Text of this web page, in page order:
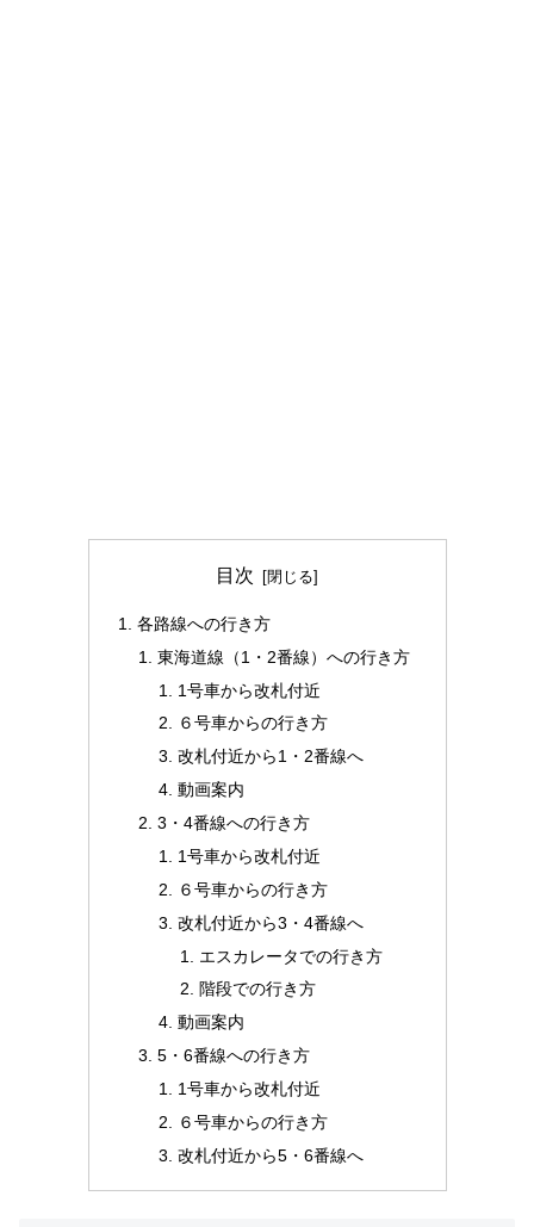
目次
各路線への行き方
東海道線（1・2番線）への行き方
1号車から改札付近
６号車からの行き方
改札付近から1・2番線へ
動画案内
3・4番線への行き方
1号車から改札付近
６号車からの行き方
改札付近から3・4番線へ
エスカレータでの行き方
階段での行き方
動画案内
5・6番線への行き方
1号車から改札付近
６号車からの行き方
改札付近から5・6番線へ